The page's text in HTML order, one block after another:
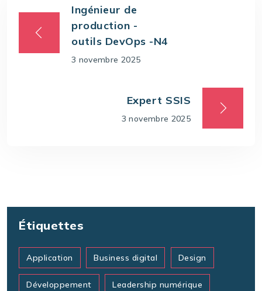
Ingénieur de
production -
outils DevOps -N4
3 novembre 2025
Expert SSIS
3 novembre 2025
Étiquettes
Application Business digital Design
Développement Leadership numérique